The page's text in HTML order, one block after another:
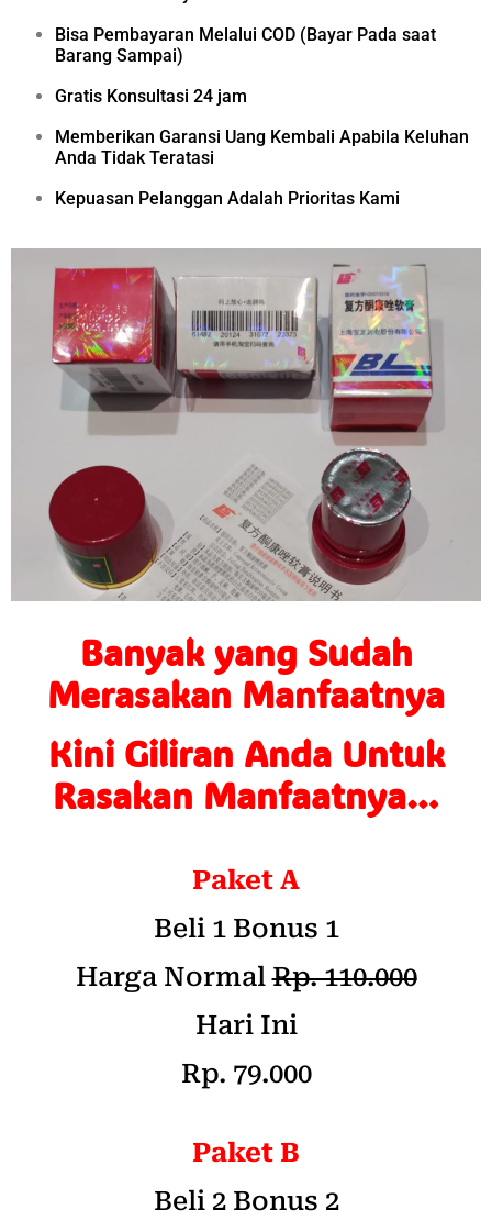
Bisa Pembayaran Melalui COD (Bayar Pada saat
Barang Sampai)
Gratis Konsultasi 24 jam
Memberikan Garansi Uang Kembali Apabila Keluhan
Anda Tidak Teratasi
Kepuasan Pelanggan Adalah Prioritas Kami
Banyak yang Sudah
Merasakan Manfaatnya
Kini Giliran Anda Untuk
Rasakan Manfaatnya…
Paket A
Beli 1 Bonus 1
Harga NormalRp. 110.000
Hari Ini
Rp. 79.000
Paket B
Beli 2 Bonus 2